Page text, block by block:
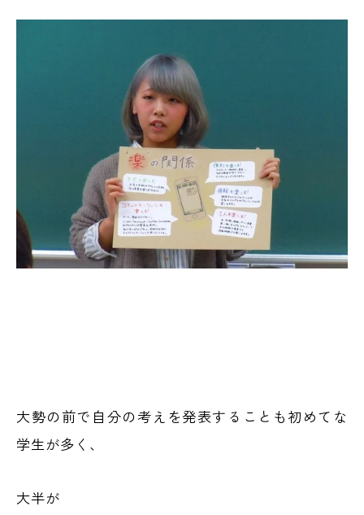
大勢の前で自分の考えを発表することも初めてな
学生が多く、
大半が